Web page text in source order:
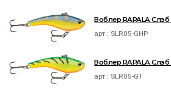
Воблер RAPALA Слэб
арт.: SLR05-GHP
Воблер RAPALA Слэб
арт.: SLR05-GT